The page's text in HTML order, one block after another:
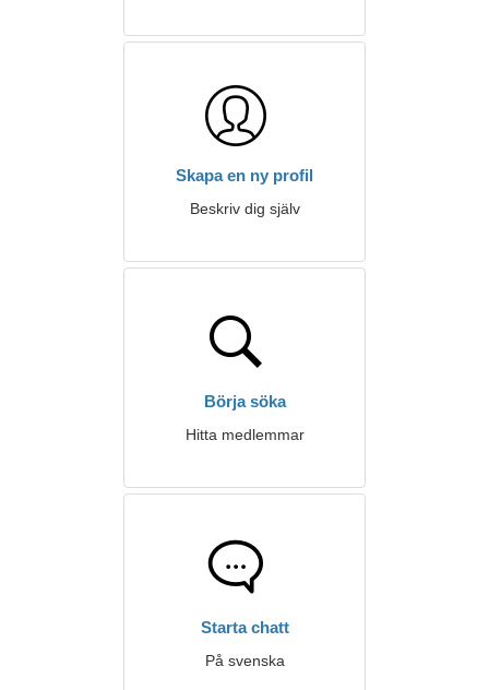
Skapa en ny profil
Beskriv dig själv
Börja söka
Hitta medlemmar
Starta chatt
På svenska